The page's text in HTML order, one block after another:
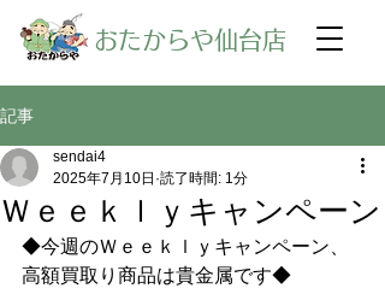
​おたからや仙台店
記事
Ｗｅｅｋｌｙキャンペーン
sendai4
2025年7月10日 読了時間: 1分
◆今週のＷｅｅｋｌｙキャンペーン、
高額買取り商品は貴金属です◆